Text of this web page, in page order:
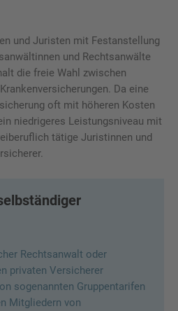
und Juristen mit Festanstellung
und Rechtsanwälte
die freie Wahl zwischen
Da eine
oft mit höheren Kosten
niedrigeres Leistungsniveau mit
tätige Juristinnen und
Rechtsanwalt oder
privaten Versicherer
sogenannten Gruppentarifen
Mitgliedern von